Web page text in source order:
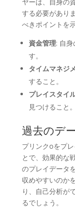
する必要があり
べきポイントを
資金管理: 自
す。
タイムマネジ
すること。
プレイスタイ
見つけること。
過去のデ
プリンクoをプ
とで、効果的な
のプレイデータ
収めやすいのか
り、自己分析が
るでしょう。